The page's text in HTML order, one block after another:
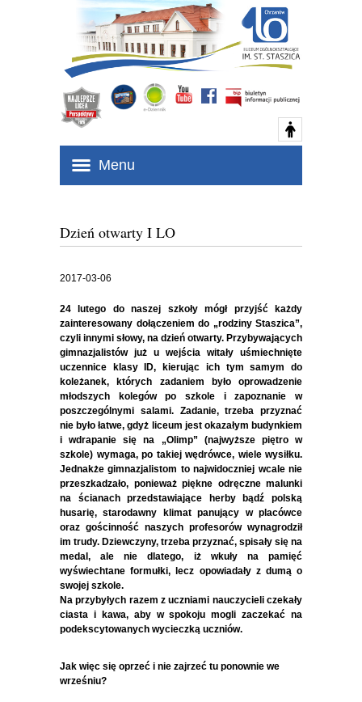
Menu
Dzień otwarty I LO
2017-03-06
24 lutego do naszej szkoły mógł przyjść każdy
zainteresowany dołączeniem do „rodziny Staszica”,
czyli innymi słowy, na dzień otwarty. Przybywających
gimnazjalistów już u wejścia witały uśmiechnięte
uczennice klasy ID, kierując ich tym samym do
koleżanek, których zadaniem było oprowadzenie
młodszych kolegów po szkole i zapoznanie w
poszczególnymi salami. Zadanie, trzeba przyznać
nie było łatwe, gdyż liceum jest okazałym budynkiem
i wdrapanie się na „Olimp” (najwyższe piętro w
szkole) wymaga, po takiej wędrówce, wiele wysiłku.
Jednakże gimnazjalistom to najwidoczniej wcale nie
przeszkadzało, ponieważ piękne odręczne malunki
na ścianach przedstawiające herby bądź polską
husarię, starodawny klimat panujący w placówce
oraz gościnność naszych profesorów wynagrodził
im trudy. Dziewczyny, trzeba przyznać, spisały się na
medal, ale nie dlatego, iż wkuły na pamięć
wyświechtane formułki, lecz opowiadały z dumą o
swojej szkole.
Na przybyłych razem z uczniami nauczycieli czekały
ciasta i kawa, aby w spokoju mogli zaczekać na
podekscytowanych wycieczką uczniów.
Jak więc się oprzeć i nie zajrzeć tu ponownie we
wrześniu?